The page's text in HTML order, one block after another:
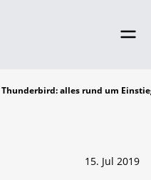
Thunderbird: alles rund um
15. Jul 2019